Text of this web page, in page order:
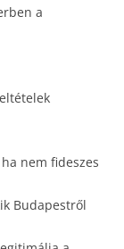
a
nem fideszes
Budapestről